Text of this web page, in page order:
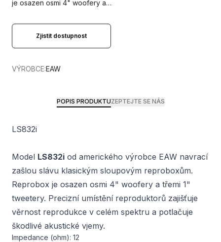
je osazen osmi 4" woofery a…
Zjistit dostupnost
VÝROBCE:EAW
POPIS PRODUKTUZEPTEJTE SE NÁS
LS832i
Model LS832i od amerického výrobce EAW navrací
zašlou slávu klasickým sloupovým reproboxům.
Reprobox je osazen osmi 4" woofery a třemi 1"
tweetery. Precizní umístění reproduktorů zajišťuje
věrnost reprodukce v celém spektru a potlačuje
škodlivé akustické vjemy.
Impedance (ohm): 12